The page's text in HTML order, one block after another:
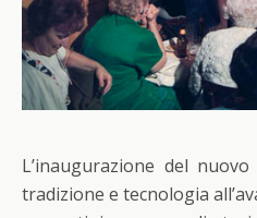
L’inaugurazione del
tradizione e tecnologia